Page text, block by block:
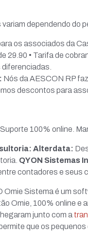
dependendo do
os associados da
29.90 • Tarifa de
Nós da AESCON RP
descontos para
100% online.
Alterdata:
QYON Sistemas
contadores e seus
Omie Sistema é um
Omie, 100% online e
junto com a
que os